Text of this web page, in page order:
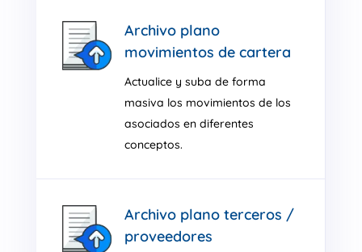
Archivo plano
movimientos de cartera
Actualice y suba de forma
masiva los movimientos de los
asociados en diferentes
conceptos.
Archivo plano terceros /
proveedores